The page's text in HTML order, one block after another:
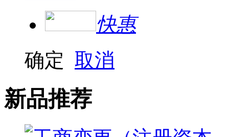
快惠
确定 取消
新品推荐